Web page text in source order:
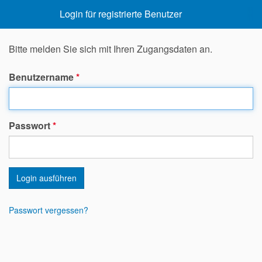
Login für registrierte Benutzer
Bitte melden Sie sich mit Ihren Zugangsdaten an.
Benutzername*
Passwort*
Login ausführen
Passwort vergessen?